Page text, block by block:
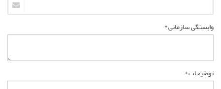
وابستگی سازمانی *
توضیحات *